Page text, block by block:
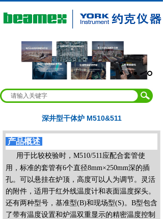
深井型干体炉 M510&511
产品概述
用于比较校验时，M510/511应配合套管使
用，标准的套管有6个直径8mm×250mm深的插
孔。可以悬挂在炉顶，高度可以人为调节。灵活
的附件，适用于红外线温度计和表面温度探头。
还有两种型号，基准型(B)和现场型(S)。B型包含
了带有温度设置和炉温双重显示的精密温度控制